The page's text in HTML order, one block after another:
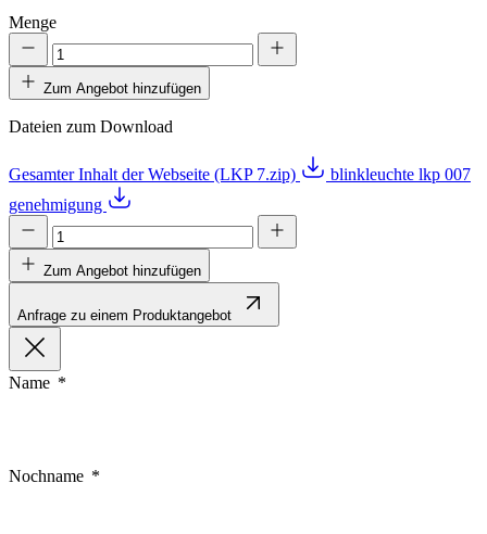
Menge
Zum Angebot hinzufügen
Dateien zum Download
Gesamter Inhalt der Webseite (LKP 7.zip)
blinkleuchte lkp 007
genehmigung
Zum Angebot hinzufügen
Anfrage zu einem Produktangebot
Name
Nochname